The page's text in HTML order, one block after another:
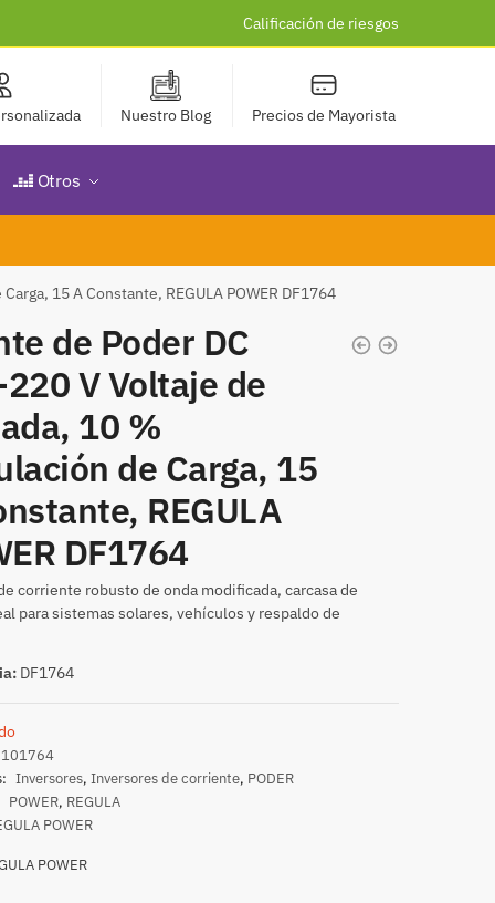
Calificación de riesgos
Nuestro Blog Precios de Mayorista
Otros
15 A Constante, REGULA POWER DF1764
de Poder DC
V Voltaje de
10 %
de Carga, 15
REGULA
DF1764
corriente robusto de onda modificada, carcasa de
para sistemas solares, vehículos y respaldo de
DF1764
Inversores, Inversores de corriente, PODER
POWER, REGULA
POWER
POWER